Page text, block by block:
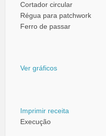
Cortador circular
Régua para patchwork
Ferro de passar
Ver gráficos
Imprimir receita
Execução